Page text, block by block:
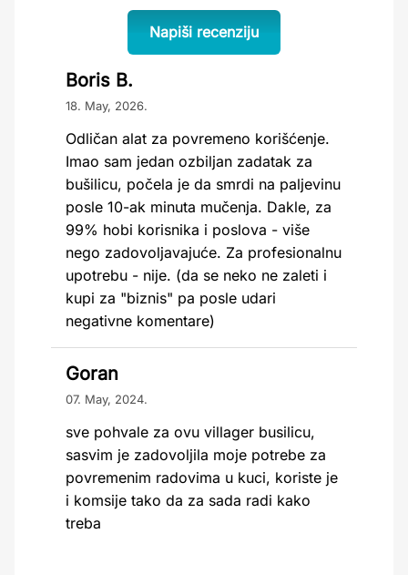
Napiši recenziju
Boris B.
18. May, 2026.
Odličan alat za povremeno korišćenje.
Imao sam jedan ozbiljan zadatak za
bušilicu, počela je da smrdi na paljevinu
posle 10-ak minuta mučenja. Dakle, za
99% hobi korisnika i poslova - više
nego zadovoljavajuće. Za profesionalnu
upotrebu - nije. (da se neko ne zaleti i
kupi za "biznis" pa posle udari
negativne komentare)
Goran
07. May, 2024.
sve pohvale za ovu villager busilicu,
sasvim je zadovoljila moje potrebe za
povremenim radovima u kuci, koriste je
i komsije tako da za sada radi kako
treba